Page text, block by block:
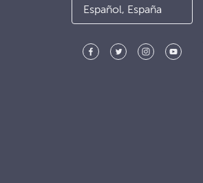
Español, España